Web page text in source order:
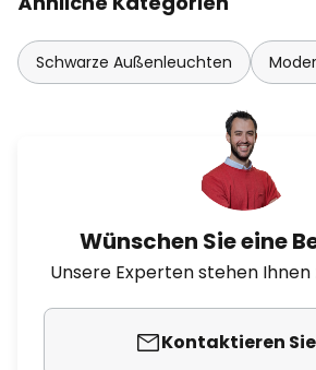
Schwarze Außenleuchten
Wünschen Sie eine
Unsere Experten stehen Ihnen
Kontaktieren